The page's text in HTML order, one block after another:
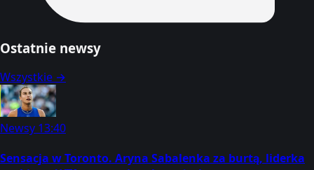
Ostatnie newsy
Wszystkie →
Newsy 13:40
Sensacja w Toronto. Aryna Sabalenka za burtą, liderka